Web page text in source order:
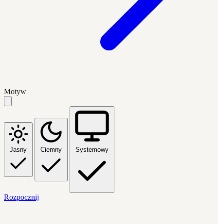
Motyw
Jasny Ciemny Systemowy
Rozpocznij